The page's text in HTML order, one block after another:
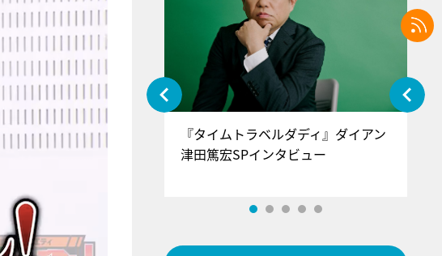
！げーみんぐ』＝LOV
＆佐々木舞香SPインタ
『タイムトラベルダディ』ダイアン
津田篤宏SPインタビュー